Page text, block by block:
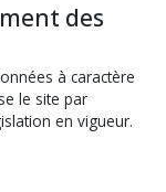
des
à caractère
le site par
en vigueur.